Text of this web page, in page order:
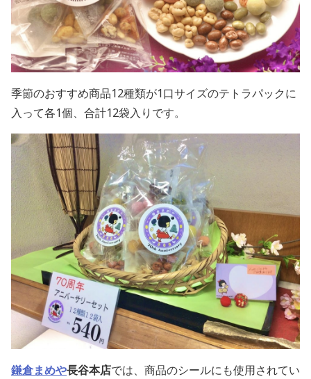
季節のおすすめ商品12種類が1口サイズのテトラパックに
入って各1個、合計12袋入りです。
鎌倉まめや長谷本店では、商品のシールにも使用されてい